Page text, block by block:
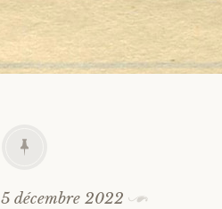
5 décembre 2022